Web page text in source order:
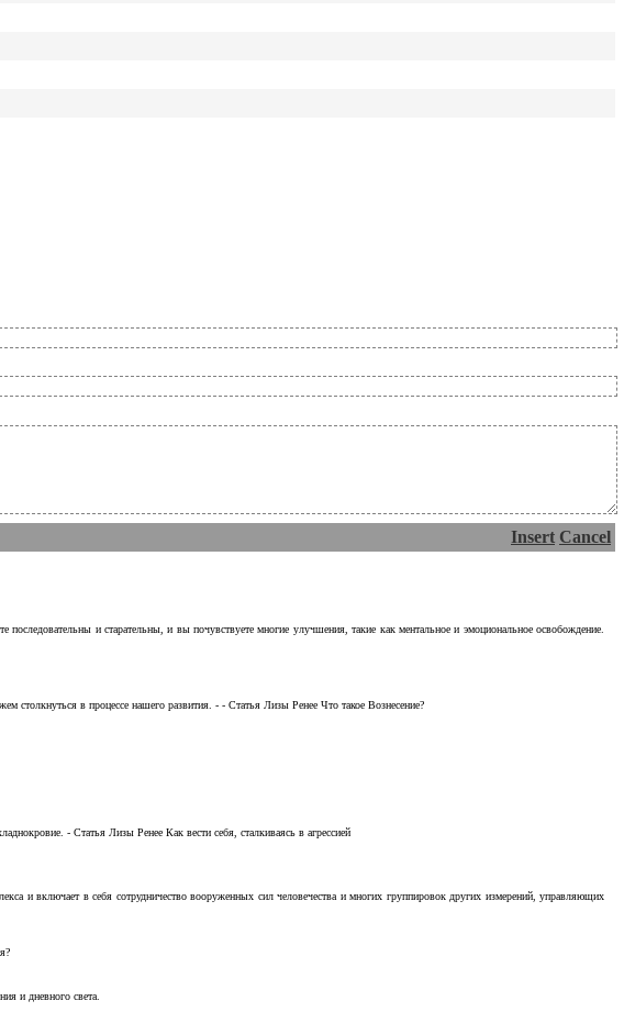
Insert Cancel
и старательны, и вы почувствуете многие улучшения, такие как ментальное и эмоциональное освобождение.
в процессе нашего развития. - - Статья Лизы Ренее Что такое Вознесение?
- Статья Лизы Ренее Как вести себя, сталкиваясь в агрессией
и включает в себя сотрудничество вооруженных сил человечества и многих группировок других измерений, управляющих
и дневного света.